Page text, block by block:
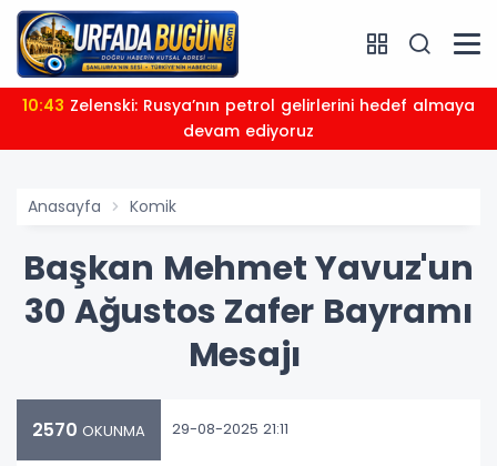
10:43
devam ediyoruz
Anasayfa Komik
Başkan Mehmet Yavuz'un
30 Ağustos Zafer Bayramı
Mesajı
2570 OKUNMA 29-08-2025 21:11